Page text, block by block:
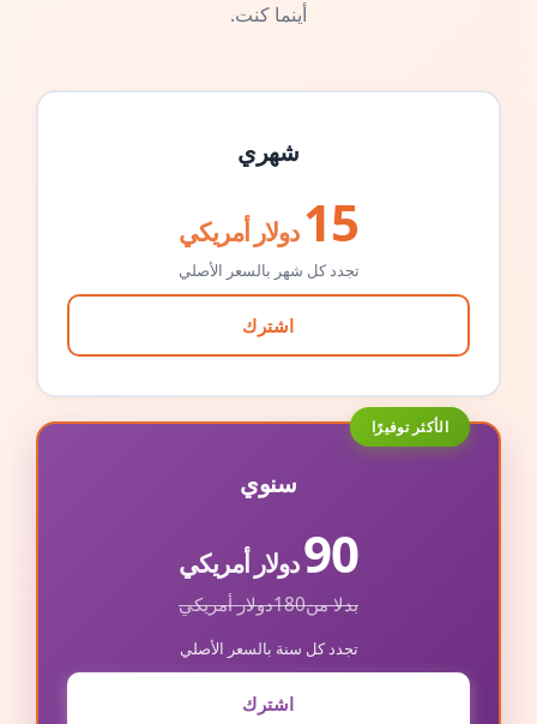
أينما كنت.
شهري
15 دولار أمريكي
تجدد كل شهر بالسعر الأصلي
اشترك
الأكثر توفيرًا
سنوي
90دولار أمريكي
بدلا من180دولار أمريكي
تجدد كل سنة بالسعر الأصلي
اشترك